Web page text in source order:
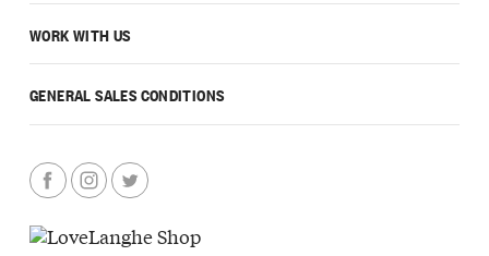
WORK WITH US
GENERAL SALES CONDITIONS